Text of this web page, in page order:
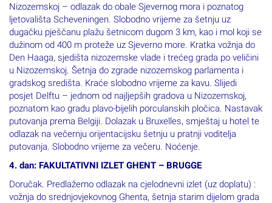
Nizozemskoj – odlazak do obale Sjevernog mora i poznatog
ljetovališta Scheveningen. Slobodno vrijeme za šetnju uz
dugačku pješčanu plažu šetnicom dugom 3 km, kao i mol koji se
dužinom od 400 m proteže uz Sjeverno more. Kratka vožnja do
Den Haaga, sjedišta nizozemske vlade i trećeg grada po veličini
u Nizozemskoj. Šetnja do zgrade nizozemskog parlamenta i
gradskog središta. Kraće slobodno vrijeme za kavu. Slijedi
posjet Delftu – jednom od najljepših gradova u Nizozemskoj,
poznatom kao gradu plavo-bijelih porculanskih pločica. Nastavak
putovanja prema Belgiji. Dolazak u Bruxelles, smještaj u hotel te
odlazak na večernju orijentacijsku šetnju u pratnji voditelja
putovanja. Slobodno vrijeme za večeru. Noćenje.
4. dan: FAKULTATIVNI IZLET GHENT – BRUGGE
Doručak. Predlažemo odlazak na cjelodnevni izlet (uz doplatu) :
vožnja do srednjovjekovnog Ghenta, šetnja starim dijelom grada